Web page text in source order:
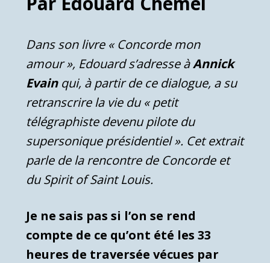
Dans son livre « Concorde mon
amour », Edouard s’adresse àAnnick
Evainqui, à partir de ce dialogue, a su
retranscrire la vie du « petit
télégraphiste devenu pilote du
supersonique présidentiel ». Cet extrait
parle de la rencontre de Concorde et
du Spirit of Saint Louis.
Je ne sais pas si l’on se rend
compte de ce qu’ont été les 33
heures de traversée vécues par